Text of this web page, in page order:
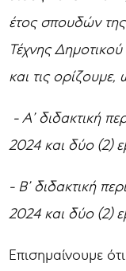
έτος σπουδών
Τέχνης
και τις
- Α’ διδακτική
2024 και δύο (2)
- Β’ διδακτική
2024 και δύο (2)
Επισημαίνουμε